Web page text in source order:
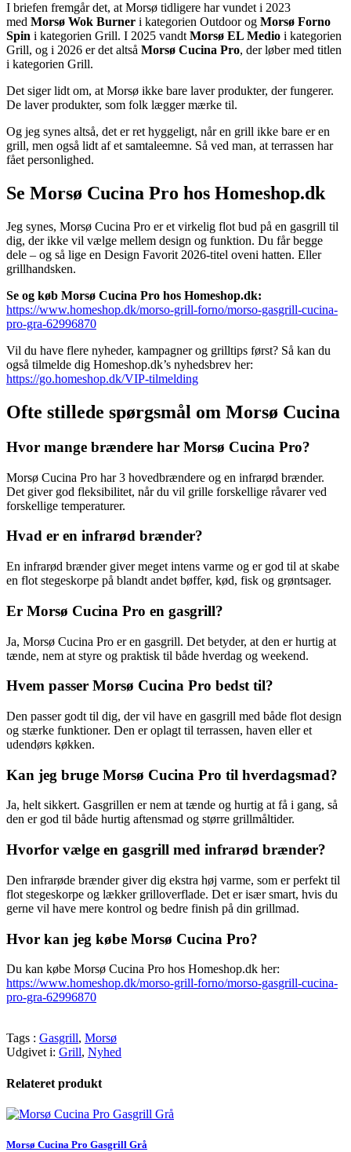
I briefen fremgår det, at Morsø tidligere har vundet i 2023
med Morsø Wok Burner i kategorien Outdoor og Morsø Forno
Spin i kategorien Grill. I 2025 vandt Morsø EL Medio i kategorien
Grill, og i 2026 er det altså Morsø Cucina Pro, der løber med titlen
i kategorien Grill.
Det siger lidt om, at Morsø ikke bare laver produkter, der fungerer.
De laver produkter, som folk lægger mærke til.
Og jeg synes altså, det er ret hyggeligt, når en grill ikke bare er en
grill, men også lidt af et samtaleemne. Så ved man, at terrassen har
fået personlighed.
Se Morsø Cucina Pro hos Homeshop.dk
Jeg synes, Morsø Cucina Pro er et virkelig flot bud på en gasgrill til
dig, der ikke vil vælge mellem design og funktion. Du får begge
dele – og så lige en Design Favorit 2026-titel oveni hatten. Eller
grillhandsken.
Se og køb Morsø Cucina Pro hos Homeshop.dk:
https://www.homeshop.dk/morso-grill-forno/morso-gasgrill-cucina-
pro-gra-62996870
Vil du have flere nyheder, kampagner og grilltips først? Så kan du
også tilmelde dig Homeshop.dk’s nyhedsbrev her:
https://go.homeshop.dk/VIP-tilmelding
Ofte stillede spørgsmål om Morsø Cucina
Hvor mange brændere har Morsø Cucina Pro?
Morsø Cucina Pro har 3 hovedbrændere og en infrarød brænder.
Det giver god fleksibilitet, når du vil grille forskellige råvarer ved
forskellige temperaturer.
Hvad er en infrarød brænder?
En infrarød brænder giver meget intens varme og er god til at skabe
en flot stegeskorpe på blandt andet bøffer, kød, fisk og grøntsager.
Er Morsø Cucina Pro en gasgrill?
Ja, Morsø Cucina Pro er en gasgrill. Det betyder, at den er hurtig at
tænde, nem at styre og praktisk til både hverdag og weekend.
Hvem passer Morsø Cucina Pro bedst til?
Den passer godt til dig, der vil have en gasgrill med både flot design
og stærke funktioner. Den er oplagt til terrassen, haven eller et
udendørs køkken.
Kan jeg bruge Morsø Cucina Pro til hverdagsmad?
Ja, helt sikkert. Gasgrillen er nem at tænde og hurtig at få i gang, så
den er god til både hurtig aftensmad og større grillmåltider.
Hvorfor vælge en gasgrill med infrarød brænder?
Den infrarøde brænder giver dig ekstra høj varme, som er perfekt til
flot stegeskorpe og lækker grilloverflade. Det er især smart, hvis du
gerne vil have mere kontrol og bedre finish på din grillmad.
Hvor kan jeg købe Morsø Cucina Pro?
Du kan købe Morsø Cucina Pro hos Homeshop.dk her:
https://www.homeshop.dk/morso-grill-forno/morso-gasgrill-cucina-
pro-gra-62996870
Tags : Gasgrill, Morsø
Udgivet i: Grill, Nyhed
Relateret produkt
Morsø Cucina Pro Gasgrill Grå